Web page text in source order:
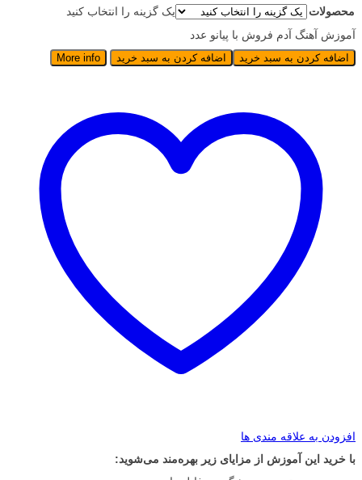
محصولات
یک گزینه را انتخاب کنید
آموزش آهنگ آدم فروش با پیانو عدد
اضافه کردن به سبد خرید اضافه کردن به سبد خرید More info
افزودن به علاقه مندی ها
با خرید این آموزش از مزایای زیر بهره‌مند می‌شوید: